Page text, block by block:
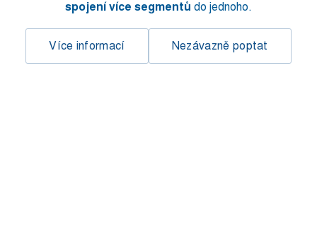
spojení více segmentů do jednoho.
Více informací Nezávazně poptat